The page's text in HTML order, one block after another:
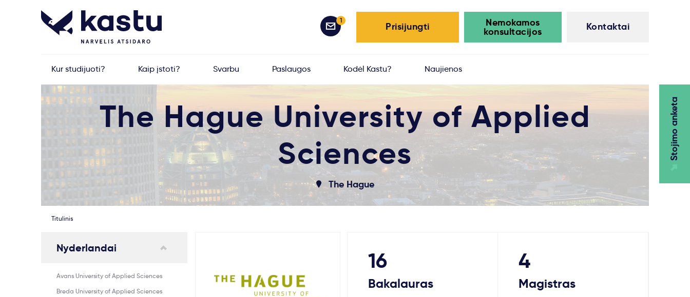
Kontaktai
Nemokamos
konsultacijos
Prisijungti
1
Stojimo anketa
Kur studijuoti? Kaip įstoti? Svarbu Paslaugos Kodėl Kastu? Naujienos
The Hague University of Applied
Sciences
The Hague
Titulinis
Nyderlandai
Avans University of Applied Sciences
Breda University of Applied Sciences
16
Bakalauras
4
Magistras